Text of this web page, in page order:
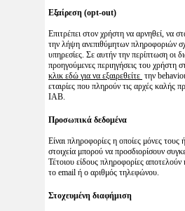
Εξαίρεση (opt-out)
Επιτρέπει στον χρήστη να αρνηθεί, να
την λήψη ανεπιθύμητων πληροφοριών
υπηρεσίες. Σε αυτήν την περίπτωση οι
προηγούμενες περιηγήσεις του χρήστη
κλικ εδώ για να εξαιρεθείτε την
εταιρίες που πληρούν τις αρχές καλής
IAB.
Προσωπικά δεδομένα
Είναι πληροφορίες η οποίες μόνες
στοιχεία μπορού να προσδιορίσουν
Τέτοιου είδους πληροφορίες
το email ή ο αριθμός τηλεφώνου.
Στοχευμένη διαφήμιση